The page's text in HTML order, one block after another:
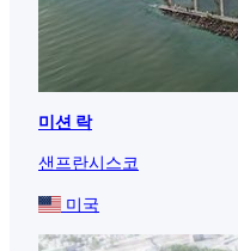
미션 락
샌프란시스코
미국